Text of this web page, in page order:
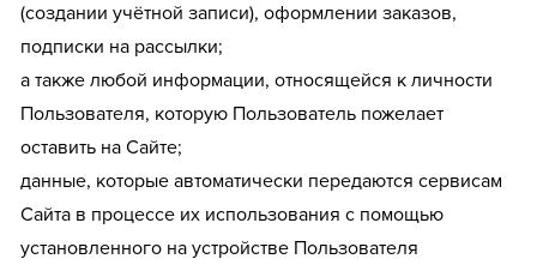
(создании учётной записи), оформлении заказов,
подписки на рассылки;
а также любой информации, относящейся к личности
Пользователя, которую Пользователь пожелает
оставить на Сайте;
данные, которые автоматически передаются сервисам
Сайта в процессе их использования с помощью
установленного на устройстве Пользователя